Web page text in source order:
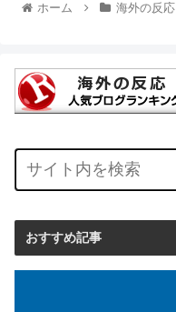
ホーム 海外の反応
おすすめ記事